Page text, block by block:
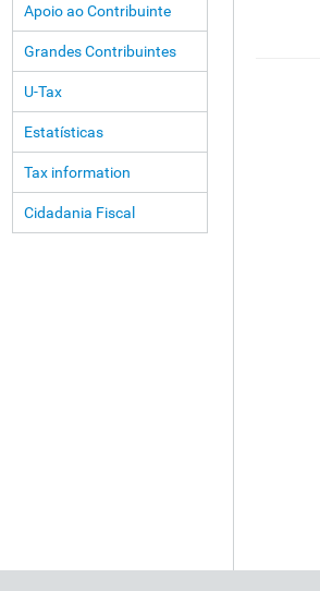
Apoio ao Contribuinte
Grandes Contribuintes
U-Tax
Estatísticas
Tax information
Cidadania Fiscal